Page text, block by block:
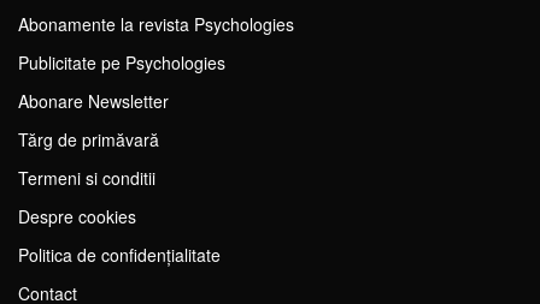
Abonamente la revista Psychologies
Publicitate pe Psychologies
Abonare Newsletter
Tărg de primăvară
Termeni si conditii
Despre cookies
Politica de confidențialitate
Contact